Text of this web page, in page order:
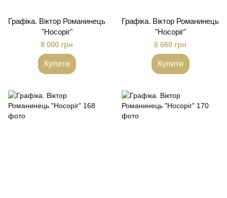
Графіка. Віктор Романинець
"Носоріг"
8 000 грн
Купити
Графіка. Віктор Романинець
"Носоріг"
6 660 грн
Купити